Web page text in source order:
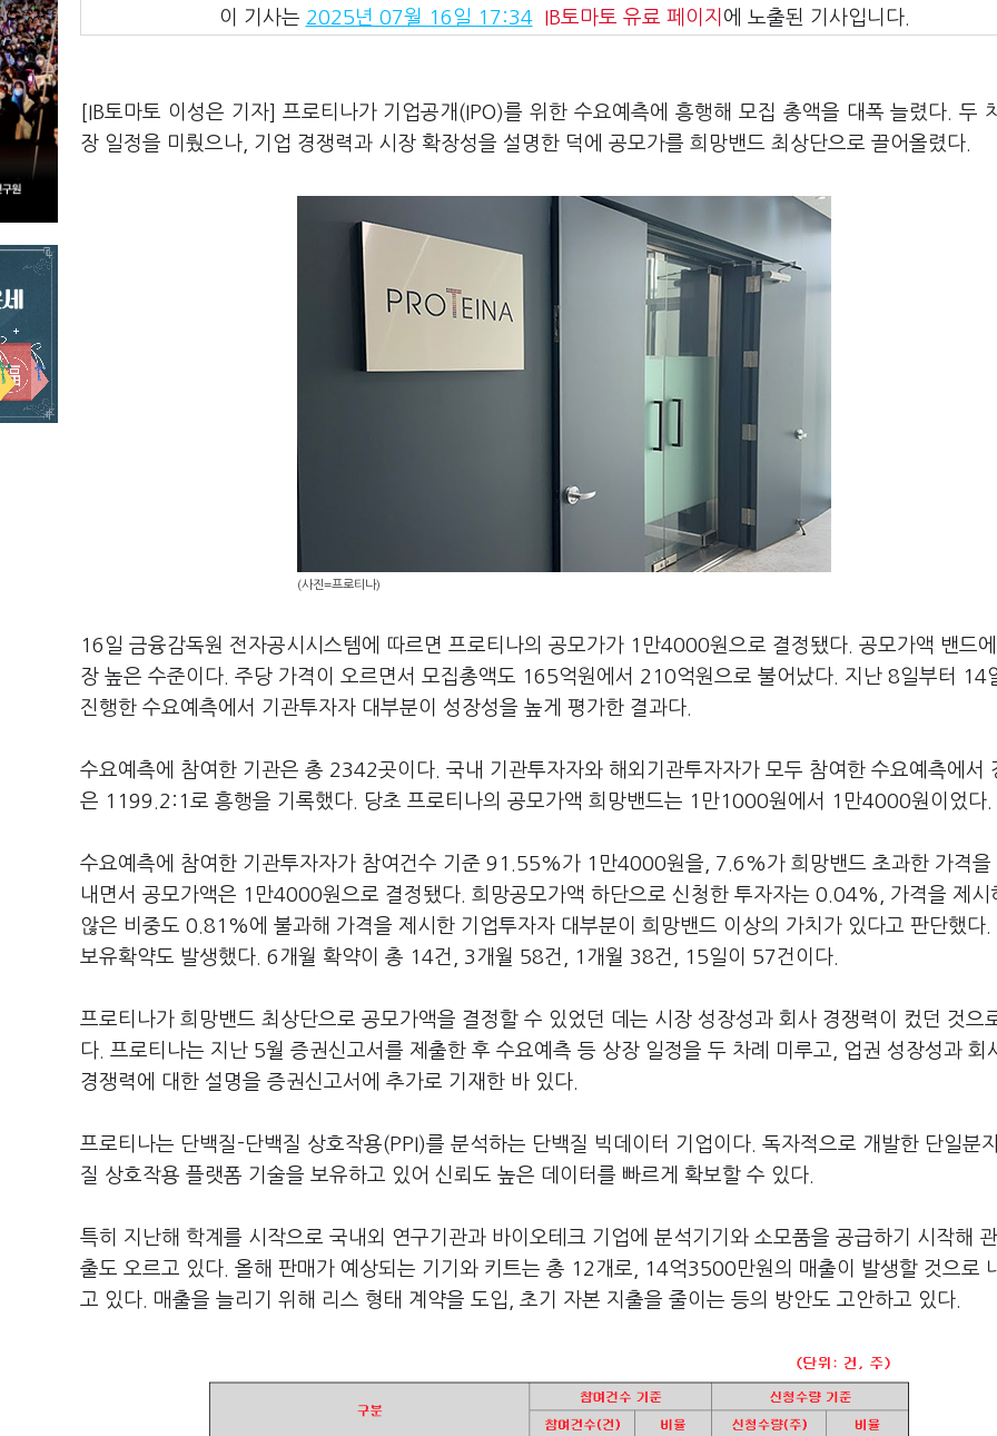
이 기사는 2025년 07월 16일 17:34 IB토마토 유료 페이지 에 노출된 기사입니다.
[IB토마토 이성은 기자] 프로티나가 기업공개(IPO)를 위한 수요예측에 흥행해 모집 총액을 대폭 늘렸다. 두
장 일정을 미뤘으나, 기업 경쟁력과 시장 확장성을 설명한 덕에 공모가를 희망밴드 최상단으로 끌어올렸다.
(사진=프로티나)
16일 금융감독원 전자공시시스템에 따르면 프로티나의 공모가가 1만4000원으로 결정됐다. 공모가액 밴드
장 높은 수준이다. 주당 가격이 오르면서 모집총액도 165억원에서 210억원으로 불어났다. 지난 8일부터 14
진행한 수요예측에서 기관투자자 대부분이 성장성을 높게 평가한 결과다.
수요예측에 참여한 기관은 총 2342곳이다. 국내 기관투자자와 해외기관투자자가 모두 참여한 수요예측에서
은 1199.2:1로 흥행을 기록했다. 당초 프로티나의 공모가액 희망밴드는 1만1000원에서 1만4000원이었다.
수요예측에 참여한 기관투자자가 참여건수 기준 91.55%가 1만4000원을, 7.6%가 희망밴드 초과한 가격을
내면서 공모가액은 1만4000원으로 결정됐다. 희망공모가액 하단으로 신청한 투자자는 0.04%, 가격을 제시
않은 비중도 0.81%에 불과해 가격을 제시한 기업투자자 대부분이 희망밴드 이상의 가치가 있다고 판단했다.
보유확약도 발생했다. 6개월 확약이 총 14건, 3개월 58건, 1개월 38건, 15일이 57건이다.
프로티나가 희망밴드 최상단으로 공모가액을 결정할 수 있었던 데는 시장 성장성과 회사 경쟁력이 컸던 것으
다. 프로티나는 지난 5월 증권신고서를 제출한 후 수요예측 등 상장 일정을 두 차례 미루고, 업권 성장성과 회
경쟁력에 대한 설명을 증권신고서에 추가로 기재한 바 있다.
프로티나는 단백질-단백질 상호작용(PPI)를 분석하는 단백질 빅데이터 기업이다. 독자적으로 개발한 단일분
질 상호작용 플랫폼 기술을 보유하고 있어 신뢰도 높은 데이터를 빠르게 확보할 수 있다.
특히 지난해 학계를 시작으로 국내외 연구기관과 바이오테크 기업에 분석기기와 소모품을 공급하기 시작해
출도 오르고 있다. 올해 판매가 예상되는 기기와 키트는 총 12개로, 14억3500만원의 매출이 발생할 것으로
고 있다. 매출을 늘리기 위해 리스 형태 계약을 도입, 초기 자본 지출을 줄이는 등의 방안도 고안하고 있다.